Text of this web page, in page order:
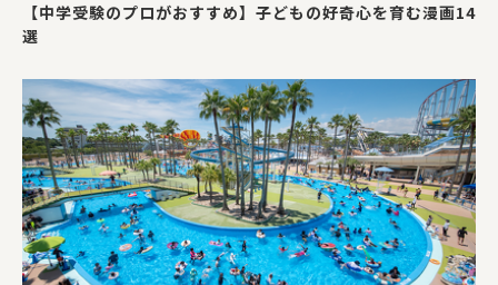
【中学受験のプロがおすすめ】子どもの好奇心を育む漫画14
選